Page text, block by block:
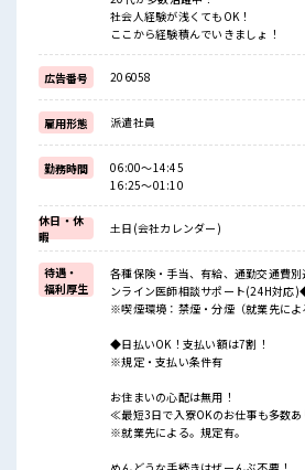
社会人経験が浅くてもOK！
ここから経験積んでいきましょ！
広告番号 206058
雇用形態 派遣社員
勤務時間
06:00～14:45
16:25～01:10
休日・休
暇
土日(会社カレンダー)
待遇・
福利厚生
各種保険・手当、有給、通勤交通
ンライン医師相談サポート(24H対応
※喫煙環境：禁煙・分煙（就業先によ
◆日払いOK！支払い額は7割！
※規定・支払い条件有
お住まいの心配は無用！
≪最短3日で入寮OKのお仕事も多数
※就業先による。規定有。